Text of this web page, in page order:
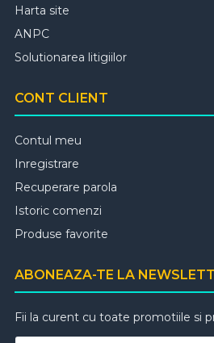
Harta site
ANPC
Solutionarea litigiilor
CONT CLIENT
Contul meu
Inregistrare
Recuperare parola
Istoric comenzi
Produse favorite
ABONEAZA-TE LA
Fii la curent cu toate promotiile si